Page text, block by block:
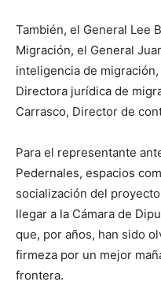
También, el General Lee
Migración, el General
inteligencia de
Directora jurídica de
Carrasco, Director de
Para el representante
Pedernales, espacios
socialización del
llegar a la Cámara de
que, por años, han sido
firmeza por un mejor
frontera.